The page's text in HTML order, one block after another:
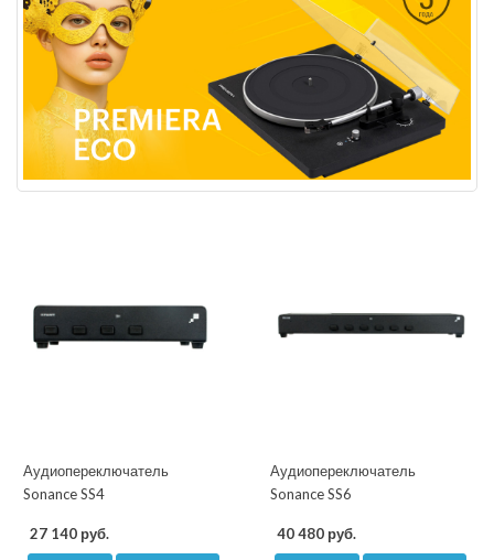
Аудиопереключатель
Sonance SS4
27 140 руб.
Аудиопереключатель
Sonance SS6
40 480 руб.